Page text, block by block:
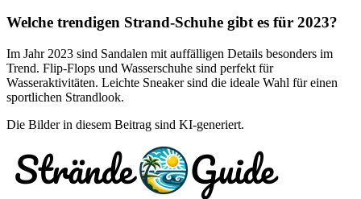
Welche trendigen Strand-Schuhe gibt es für 2023?
Im Jahr 2023 sind Sandalen mit auffälligen Details besonders im
Trend. Flip-Flops und Wasserschuhe sind perfekt für
Wasseraktivitäten. Leichte Sneaker sind die ideale Wahl für einen
sportlichen Strandlook.
Die Bilder in diesem Beitrag sind KI-generiert.